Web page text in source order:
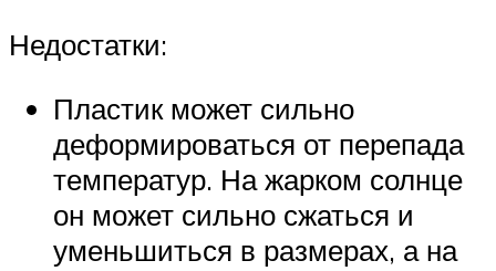
Недостатки:
Пластик может сильно
деформироваться от перепада
температур. На жарком солнце
он может сильно сжаться и
уменьшиться в размерах, а на